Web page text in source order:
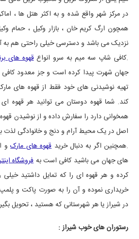
در مرکز شهر واقع شده و به اکثر هتل ها ،
همچون ارگ کریم خان ، بازار وکیل ، حمام
نزدیک می باشد و دسترسی خیلی راحتی هم به
.کافی شاپ سه میم به سرو انواعقهوه های
جهان شهرت پیدا کرده است و جز معدود
تهیه نوشیدنی های خود فقط از قهوه های
کند. شما قهوه دوستان می توانید هر قهوه ای
همخوانی دارد را سفارش داده و از نوشیدن
اصل در یک محیط آرام و دنج و خانوادگی لذت
.همچنین اگر به دنبال خریدقهوه های مارکو
های جهان می باشید کافی است به فروشگاه
کرده و هر قهوه ای را که تمایل داشتید
خریداری نموده و آن را به صورت پاکت و
در شیراز یا هر شهرستانی که هستید ، تحویل
رستوران های خوب شیراز :